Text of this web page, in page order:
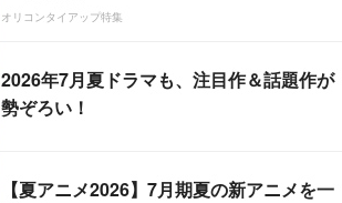
オリコンタイアップ特集
2026年7月夏ドラマも、注目作＆話題作が
勢ぞろい！
【夏アニメ2026】7月期夏の新アニメを一